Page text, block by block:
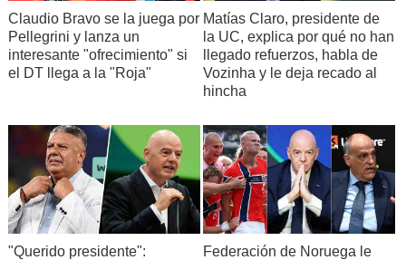
Claudio Bravo se la juega por
Pellegrini y lanza un
interesante "ofrecimiento" si
el DT llega a la "Roja"
Matías Claro, presidente de
la UC, explica por qué no han
llegado refuerzos, habla de
Vozinha y le deja recado al
hincha
"Querido presidente":
Federación de Noruega le